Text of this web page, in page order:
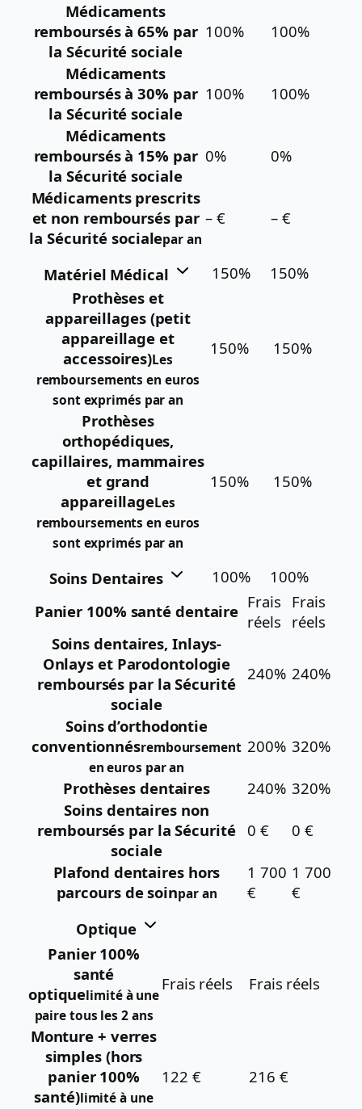
Médicaments
remboursés à 65% par
la Sécurité sociale
100% 100%
Médicaments
remboursés à 30% par
la Sécurité sociale
100% 100%
Médicaments
remboursés à 15% par
la Sécurité sociale
0% 0%
Médicaments prescrits
et non remboursés par
la Sécurité socialepar an
– € – €
Matériel Médical 150%
150%
Prothèses et
appareillages (petit
appareillage et
accessoires)Les
remboursements en euros
sont exprimés par an
150% 150%
Prothèses
orthopédiques,
capillaires, mammaires
et grand
appareillageLes
remboursements en euros
sont exprimés par an
150% 150%
Soins Dentaires 100%
100%
Panier 100% santé dentaire Frais
réels
Frais
réels
Soins dentaires, Inlays-
Onlays et Parodontologie
remboursés par la Sécurité
sociale
240% 240%
Soins d’orthodontie
conventionnésremboursement
en euros par an
200% 320%
Prothèses dentaires 240% 320%
Soins dentaires non
remboursés par la Sécurité
sociale
0 € 0 €
Plafond dentaires hors
parcours de soinpar an
1 700
€
1 700
€
Optique
Panier 100%
santé
optiquelimité à une
paire tous les 2 ans
Frais réels Frais réels
Monture + verres
simples (hors
panier 100%
santé)limité à une
122 € 216 €